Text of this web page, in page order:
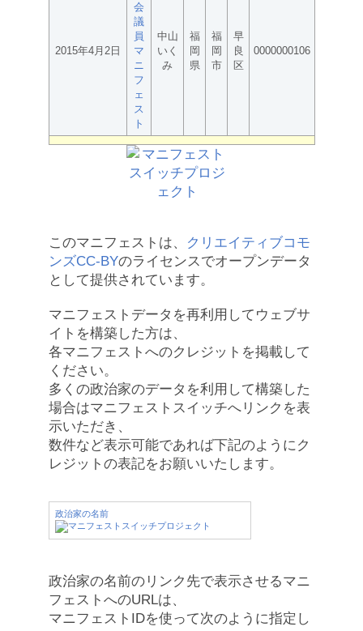
2015年4月2日
会
議
員
マ
ニ
フ
ェ
ス
ト
中山
いく
み
福
岡
県
福
岡
市
早
良
区
0000000106
このマニフェストは、
クリエイティブコモ
ンズCC-BYのライセンスでオープンデータ
として提供されています。
マニフェストデータを再利用してウェブサ
イトを構築した方は、
各マニフェストへのクレジットを掲載して
ください。
多くの政治家のデータを利用して構築した
場合はマニフェストスイッチへリンクを表
示いただき、
数件など表示可能であれば下記のようにク
レジットの表記をお願いいたします。
政治家の名前
政治家の名前のリンク先で表示させるマニ
フェストへのURLは、
マニフェストIDを使って次のように指定し